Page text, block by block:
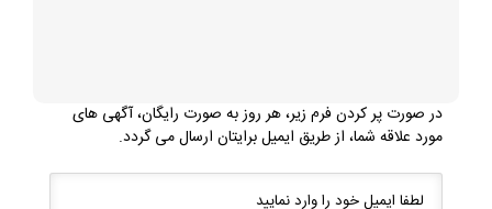
در صورت پر کردن فرم زیر، هر روز به صورت رایگان، آگهی های
مورد علاقه شما، از طریق ایمیل برایتان ارسال می گردد.